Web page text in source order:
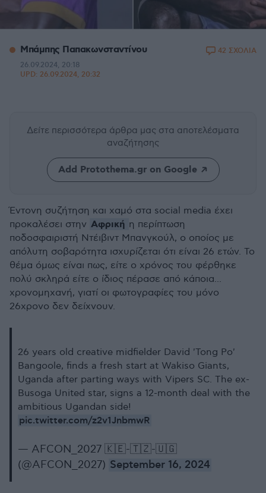
Μπάμπης Παπακωνσταντίνου
26.09.2024, 20:18
UPD: 26.09.2024, 20:32
42 ΣΧΟΛΙΑ
Δείτε περισσότερα άρθρα μας στα αποτελέσματα
αναζήτησης
Add Protothema.gr on Google
Έντονη συζήτηση και χαμό στα social media έχει
προκαλέσει στην Αφρική η περίπτωση
ποδοσφαιριστή Ντέιβιντ Μπανγκούλ, ο οποίος με
απόλυτη σοβαρότητα ισχυρίζεται ότι είναι 26 ετών. Το
θέμα όμως είναι πως, είτε ο χρόνος του φέρθηκε
πολύ σκληρά είτε ο ίδιος πέρασε από κάποια...
χρονομηχανή, γιατί οι φωτογραφίες του μόνο
26χρονο δεν δείχνουν.
26 years old creative midfielder David 'Tong Po'
Bangoole, finds a fresh start at Wakiso Giants,
Uganda after parting ways with Vipers SC. The ex-
Busoga United star, signs a 12-month deal with the
ambitious Ugandan side!
pic.twitter.com/z2v1JnbmwR
— AFCON_2027 🇰🇪-🇹🇿-🇺🇬
(@AFCON_2027) September 16, 2024